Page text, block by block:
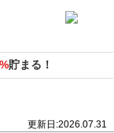
貯まる！
更新日:2026.07.31